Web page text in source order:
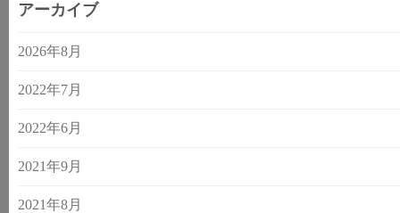
アーカイブ
2026年8月
2022年7月
2022年6月
2021年9月
2021年8月